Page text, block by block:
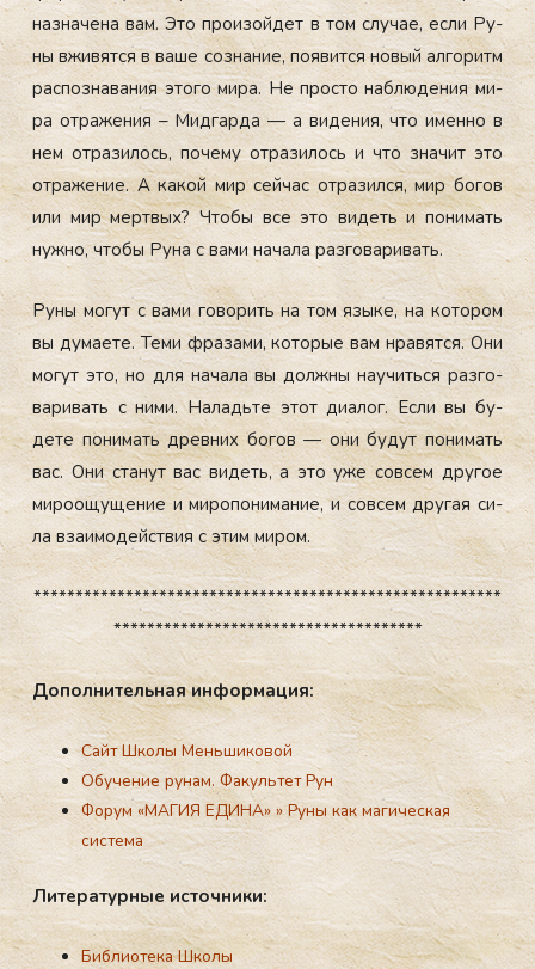
назна­чена вам. Это про­изой­дет в том слу­чае, ес­ли Ру­
ны вжи­вят­ся в ва­ше соз­на­ние, по­явит­ся но­вый ал­го­ритм
рас­позна­вания это­го ми­ра. Не прос­то наб­лю­дения ми­
ра от­ра­жения – Мид­гарда — а ви­дения, что имен­но в
нем от­ра­зилось, по­чему от­ра­зилось и что зна­чит это
от­ра­жение. А ка­кой мир сей­час от­ра­зил­ся, мир бо­гов
или мир мер­твых? Что­бы все это ви­деть и по­нимать
нуж­но, что­бы Ру­на с ва­ми на­чала раз­го­вари­вать.
Ру­ны мо­гут с ва­ми го­ворить на том язы­ке, на ко­тором
вы ду­ма­ете. Те­ми фра­зами, ко­торые вам нра­вят­ся. Они
мо­гут это, но для на­чала вы дол­жны на­учить­ся раз­го­
вари­вать с ни­ми. На­ладь­те этот ди­алог. Ес­ли вы бу­
дете по­нимать древ­них бо­гов — они бу­дут по­нимать
вас. Они ста­нут вас ви­деть, а это уже сов­сем дру­гое
ми­ро­ощу­щение и ми­ропо­нима­ние, и сов­сем дру­гая си­
ла вза­имо­дей­ствия с этим ми­ром.
********************************************************
*************************************
До­пол­ни­тель­ная ин­форма­ция:
Сайт Школы Меньшиковой
Обучение рунам. Факультет Рун
Форум «МАГИЯ ЕДИНА»»Руны как магическая
система
Ли­тера­тур­ные ис­точни­ки:
Библиотека Школы